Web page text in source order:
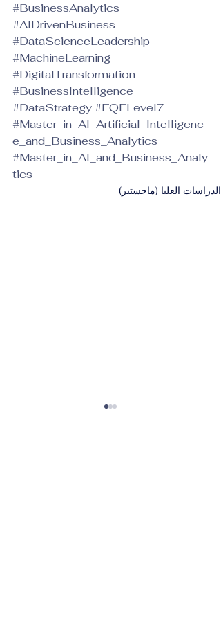
#BusinessAnalytics
#AIDrivenBusiness
#DataScienceLeadership
#MachineLearning
#DigitalTransformation
#BusinessIntelligence
#DataStrategy#EQFLevel7
#Master_in_AI_Artificial_Intelligenc
e_and_Business_Analytics
#Master_in_AI_and_Business_Analy
tics
الدراسات العليا (ماجستير)